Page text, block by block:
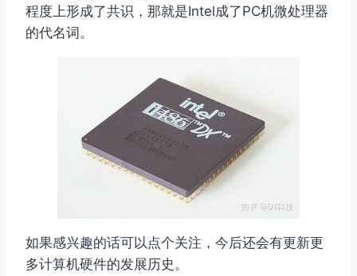
程度上形成了共识，那就是Intel成了PC机微处理器
的代名词。
如果感兴趣的话可以点个关注，今后还会有更新更
多计算机硬件的发展历史。